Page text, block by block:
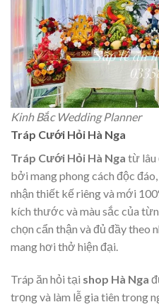
Kinh Bắc Wedding Planner
Tráp Cưới Hỏi Hà Nga
Tráp Cưới Hỏi Hà Nga từ lâu
bởi mang phong cách độc
nhận thiết kế riêng và mới
kích thước và màu sắc của
chọn cẩn thận và đủ đầy theo
mang hơi thở hiện đại.
Tráp ăn hỏi tại shop Hà Nga
trọng và làm lễ gia tiên trong